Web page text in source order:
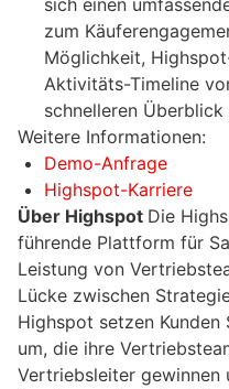
sich einen
zum
Möglichkeit,
Aktivitäts-Timeline
schnelleren Überblick
Weitere Informationen:
Demo-Anfrage
Highspot-Karriere
Über Highspot Die
führende Plattform für
Leistung von
Lücke zwischen
Highspot setzen
um, die ihre
Vertriebsleiter gewinnen